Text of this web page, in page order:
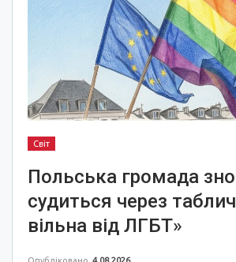
Світ
Польська громада
судиться через
вільна від ЛГБТ»